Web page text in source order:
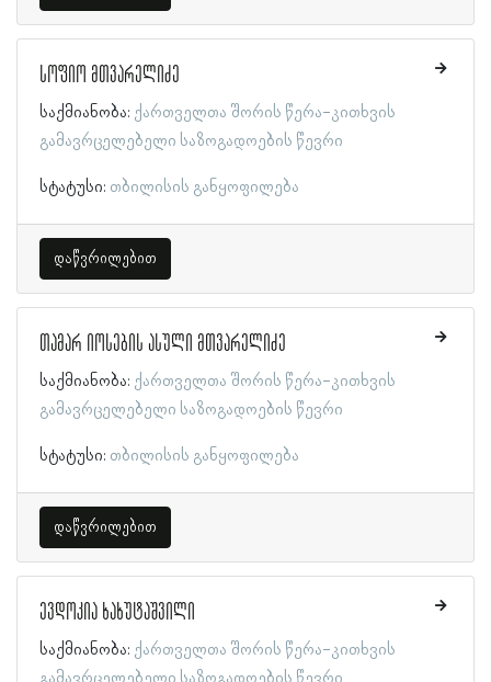
სოფიო მთვარელიძე
საქმიანობა: ქართველთა შორის წერა-კითხვის
გამავრცელებელი საზოგადოების წევრი
სტატუსი: თბილისის განყოფილება
დაწვრილებით
თამარ იოსების ასული მთვარელიძე
საქმიანობა: ქართველთა შორის წერა-კითხვის
გამავრცელებელი საზოგადოების წევრი
სტატუსი: თბილისის განყოფილება
დაწვრილებით
ევდოკია ხახუტაშვილი
საქმიანობა: ქართველთა შორის წერა-კითხვის